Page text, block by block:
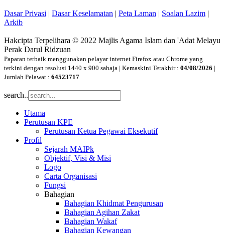
Dasar Privasi | Dasar Keselamatan | Peta Laman | Soalan Lazim |
Arkib
Hakcipta Terpelihara © 2022 Majlis Agama Islam dan 'Adat Melayu
Perak Darul Ridzuan
Paparan terbaik menggunakan pelayar internet Firefox atau Chrome yang
terkini dengan resolusi 1440 x 900 sahaja | Kemaskini Terakhir : 04/08/2026 |
Jumlah Pelawat : 64523717
search..
Utama
Perutusan KPE
Perutusan Ketua Pegawai Eksekutif
Profil
Sejarah MAIPk
Objektif, Visi & Misi
Logo
Carta Organisasi
Fungsi
Bahagian
Bahagian Khidmat Pengurusan
Bahagian Agihan Zakat
Bahagian Wakaf
Bahagian Kewangan